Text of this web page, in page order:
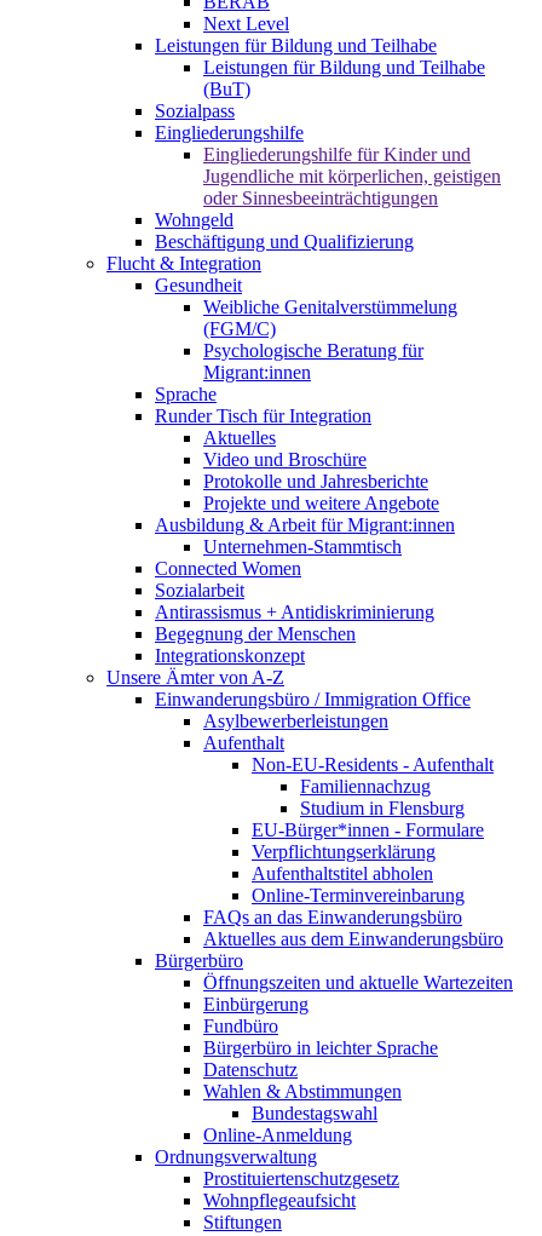
Next Level
Leistungen für Bildung und Teilhabe
Leistungen für Bildung und Teilhabe
(BuT)
Sozialpass
Eingliederungshilfe
Eingliederungshilfe für Kinder und
Jugendliche mit körperlichen, geistigen
oder Sinnesbeeinträchtigungen
Wohngeld
Beschäftigung und Qualifizierung
Flucht & Integration
Gesundheit
Weibliche Genitalverstümmelung
(FGM/C)
Psychologische Beratung für
Migrant:innen
Sprache
Runder Tisch für Integration
Aktuelles
Video und Broschüre
Protokolle und Jahresberichte
Projekte und weitere Angebote
Ausbildung & Arbeit für Migrant:innen
Unternehmen-Stammtisch
Connected Women
Sozialarbeit
Antirassismus + Antidiskriminierung
Begegnung der Menschen
Integrationskonzept
Unsere Ämter von A-Z
Einwanderungsbüro / Immigration Office
Asylbewerberleistungen
Aufenthalt
Non-EU-Residents - Aufenthalt
Familiennachzug
Studium in Flensburg
EU-Bürger*innen - Formulare
Verpflichtungserklärung
Aufenthaltstitel abholen
Online-Terminvereinbarung
FAQs an das Einwanderungsbüro
Aktuelles aus dem Einwanderungsbüro
Bürgerbüro
Öffnungszeiten und aktuelle Wartezeiten
Einbürgerung
Fundbüro
Bürgerbüro in leichter Sprache
Datenschutz
Wahlen & Abstimmungen
Bundestagswahl
Online-Anmeldung
Ordnungsverwaltung
Prostituiertenschutzgesetz
Wohnpflegeaufsicht
Stiftungen